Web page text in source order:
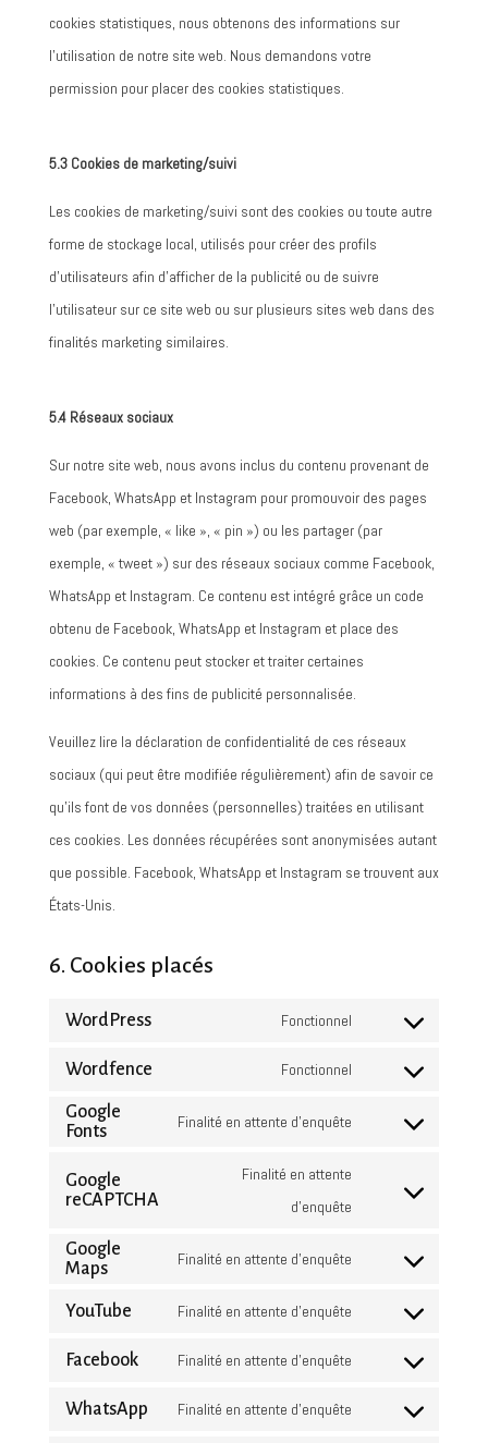
cookies statistiques, nous obtenons des informations sur
l’utilisation de notre site web. Nous demandons votre
permission pour placer des cookies statistiques.
5.3 Cookies de marketing/suivi
Les cookies de marketing/suivi sont des cookies ou toute autre
forme de stockage local, utilisés pour créer des profils
d’utilisateurs afin d’afficher de la publicité ou de suivre
l’utilisateur sur ce site web ou sur plusieurs sites web dans des
finalités marketing similaires.
5.4 Réseaux sociaux
Sur notre site web, nous avons inclus du contenu provenant de
Facebook, WhatsApp et Instagram pour promouvoir des pages
web (par exemple, « like », « pin ») ou les partager (par
exemple, « tweet ») sur des réseaux sociaux comme Facebook,
WhatsApp et Instagram. Ce contenu est intégré grâce un code
obtenu de Facebook, WhatsApp et Instagram et place des
cookies. Ce contenu peut stocker et traiter certaines
informations à des fins de publicité personnalisée.
Veuillez lire la déclaration de confidentialité de ces réseaux
sociaux (qui peut être modifiée régulièrement) afin de savoir ce
qu’ils font de vos données (personnelles) traitées en utilisant
ces cookies. Les données récupérées sont anonymisées autant
que possible. Facebook, WhatsApp et Instagram se trouvent aux
États-Unis.
6. Cookies placés
WordPress Fonctionnel
Consent
wordpress
Wordfence Fonctionnel
Consent
wordfence
Google
Fonts
Finalité en attente d’enquête
Consent
service
Google
reCAPTCHA
Finalité en attente
d’enquête
Consent
service
google-
Google
Maps
Finalité en attente d’enquête
Consent
google-
YouTube Finalité en attente d’enquête
Consent
youtube
Facebook Finalité en attente d’enquête
Consent
WhatsApp Finalité en attente d’enquête
Consent